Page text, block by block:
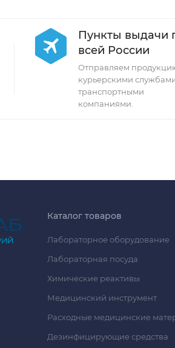
Пункты выдачи
всей России
Отправляем
курьерскими
транспортными
компаниями.
Каталог товаров
Лабораторное оборудование
Лабораторная посуда
Химические реактивы
Медицинский инструмент
Расходные медицинские
Дезинфицирующие средства